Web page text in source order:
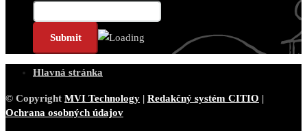
Hlavná stránka
© Copyright MVI Technology | Redakčný systém CITIO |
Ochrana osobných údajov